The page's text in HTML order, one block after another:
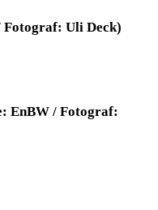
Fotograf: Uli Deck)
EnBW / Fotograf: